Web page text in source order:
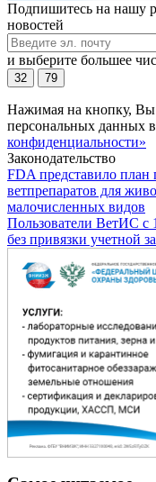
Подпишитесь на нашу
новостей
и выберите большее
32 79
Нажимая на кнопку, Вы
персональных данных в
конфиденциальности»
Законодательство
FDA представило план
ветпрепаратов для
малочисленных видов
Пользователи ВетИС с
без привязки учетной